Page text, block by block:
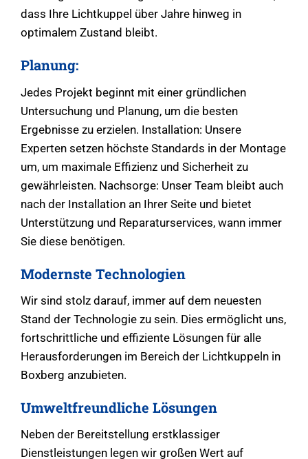
dass Ihre Lichtkuppel über Jahre hinweg in
optimalem Zustand bleibt.
Planung:
Jedes Projekt beginnt mit einer gründlichen
Untersuchung und Planung, um die besten
Ergebnisse zu erzielen. Installation: Unsere
Experten setzen höchste Standards in der Montage
um, um maximale Effizienz und Sicherheit zu
gewährleisten. Nachsorge: Unser Team bleibt auch
nach der Installation an Ihrer Seite und bietet
Unterstützung und Reparaturservices, wann immer
Sie diese benötigen.
Modernste Technologien
Wir sind stolz darauf, immer auf dem neuesten
Stand der Technologie zu sein. Dies ermöglicht uns,
fortschrittliche und effiziente Lösungen für alle
Herausforderungen im Bereich der Lichtkuppeln in
Boxberg anzubieten.
Umweltfreundliche Lösungen
Neben der Bereitstellung erstklassiger
Dienstleistungen legen wir großen Wert auf